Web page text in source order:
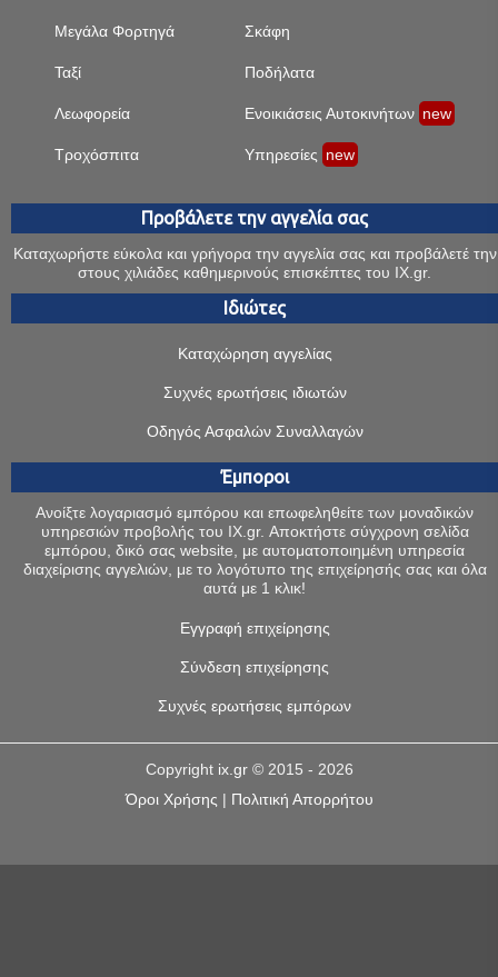
Μεγάλα Φορτηγά
Ταξί
Λεωφορεία
Τροχόσπιτα
Σκάφη
Ποδήλατα
Ενοικιάσεις Αυτοκινήτων new
Υπηρεσίες new
Προβάλετε την αγγελία σας
Καταχωρήστε εύκολα και γρήγορα την αγγελία σας και προβάλετέ την
στους χιλιάδες καθημερινούς επισκέπτες του IX.gr.
Ιδιώτες
Καταχώρηση αγγελίας
Συχνές ερωτήσεις ιδιωτών
Οδηγός Ασφαλών Συναλλαγών
Έμποροι
Ανοίξτε λογαριασμό εμπόρου και επωφεληθείτε των μοναδικών
υπηρεσιών προβολής του IX.gr. Αποκτήστε σύγχρονη σελίδα
εμπόρου, δικό σας website, με αυτοματοποιημένη υπηρεσία
διαχείρισης αγγελιών, με το λογότυπο της επιχείρησής σας και όλα
αυτά με 1 κλικ!
Εγγραφή επιχείρησης
Σύνδεση επιχείρησης
Συχνές ερωτήσεις εμπόρων
Copyright ix.gr© 2015 - 2026
Όροι Χρήσης | Πολιτική Απορρήτου